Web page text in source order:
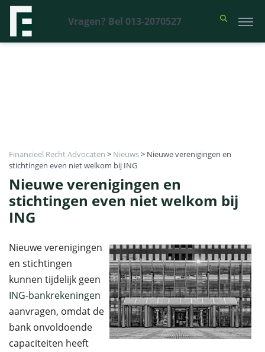
Vragen? Bel 013-2070527
Financieel Recht Advocaten > Nieuws> Nieuwe verenigingen en
stichtingen even niet welkom bij ING
Nieuwe verenigingen en
stichtingen even niet welkom bij
ING
Nieuwe verenigingen
en stichtingen
kunnen tijdelijk geen
ING-bankrekeningen
aanvragen, omdat de
bank onvoldoende
capaciteiten heeft